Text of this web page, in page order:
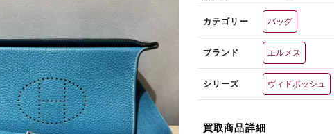
カテゴリー バッグ
ブランド エルメス
シリーズ ヴィドポッシュ
買取商品詳細